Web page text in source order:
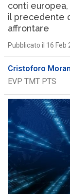
conti
il precedente
affrontare
Pubblicato il 16 Feb
Cristoforo
EVP TMT PTS